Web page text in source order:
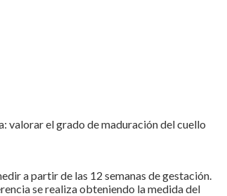
valorar el grado de maduración del cuello
a partir de las 12 semanas de gestación.
se realiza obteniendo la medida del